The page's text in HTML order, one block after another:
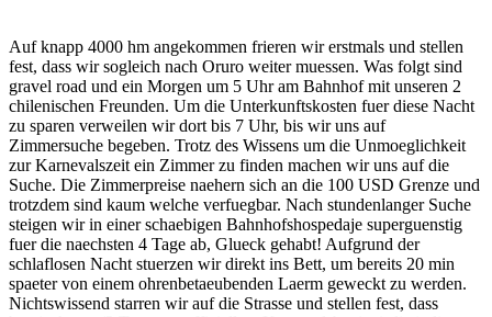
Auf knapp 4000 hm angekommen frieren wir erstmals und stellen
fest, dass wir sogleich nach Oruro weiter muessen. Was folgt sind
gravel road und ein Morgen um 5 Uhr am Bahnhof mit unseren 2
chilenischen Freunden. Um die Unterkunftskosten fuer diese Nacht
zu sparen verweilen wir dort bis 7 Uhr, bis wir uns auf
Zimmersuche begeben. Trotz des Wissens um die Unmoeglichkeit
zur Karnevalszeit ein Zimmer zu finden machen wir uns auf die
Suche. Die Zimmerpreise naehern sich an die 100 USD Grenze und
trotzdem sind kaum welche verfuegbar. Nach stundenlanger Suche
steigen wir in einer schaebigen Bahnhofshospedaje superguenstig
fuer die naechsten 4 Tage ab, Glueck gehabt! Aufgrund der
schlaflosen Nacht stuerzen wir direkt ins Bett, um bereits 20 min
spaeter von einem ohrenbetaeubenden Laerm geweckt zu werden.
Nichtswissend starren wir auf die Strasse und stellen fest, dass